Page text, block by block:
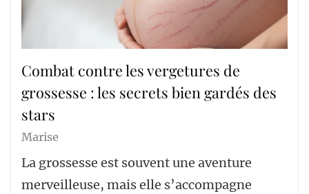
Combat contre les vergetures de
grossesse : les secrets bien gardés des
stars
Marise
La grossesse est souvent une aventure
merveilleuse, mais elle s’accompagne